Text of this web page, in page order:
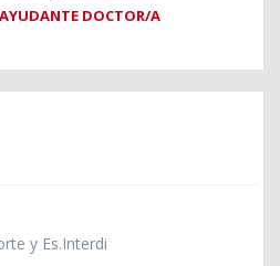
DOCTOR/A
y Es.Interdi